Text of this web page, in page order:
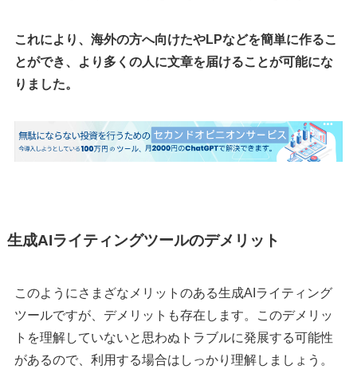
これにより、海外の方へ向けたやLPなどを簡単に作るこ
とができ、より多くの人に文章を届けることが可能にな
りました。
生成AIライティングツールのデメリット
このようにさまざなメリットのある生成AIライティング
ツールですが、デメリットも存在します。このデメリッ
トを理解していないと思わぬトラブルに発展する可能性
があるので、利用する場合はしっかり理解しましょう。